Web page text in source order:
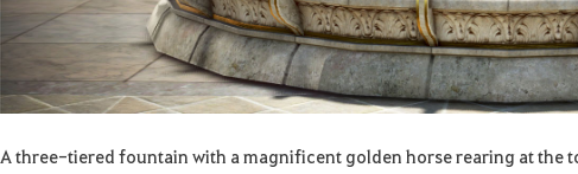
A three-tiered fountain with a magnificent golden horse rearing at the